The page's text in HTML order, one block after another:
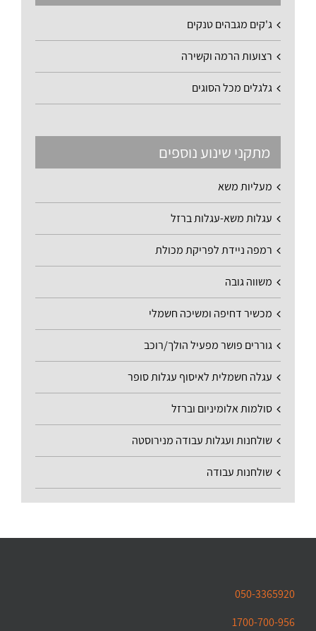
ג'קים מגבהים טנקים
רצועות הרמה וקשירה
גלגלים מכל הסוגים
מתקני שינוע נוספים
מעליות משא
עגלות משא-עגלות ברזל
רמפה ניידת לפריקת מכולת
משווה גובה
מכשיר דחיפה ומשיכה חשמלי
גוררים פושר מפעיל הולך/רוכב
עגלה חשמלית לאיסוף עגלות סופר
סולמות אלומיניום וברזל
שולחנות ועגלות עבודה מנירוסטה
שולחנות עבודה
050-3365920
1700-700-956